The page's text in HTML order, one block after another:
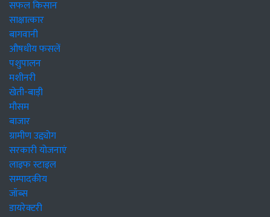
सफल किसान
साक्षात्कार
बागवानी
औषधीय फसलें
पशुपालन
मशीनरी
खेती-बाड़ी
मौसम
बाजार
ग्रामीण उद्द्योग
सरकारी योजनाएं
लाइफ स्टाइल
सम्पादकीय
जॉब्स
डायरेक्टरी